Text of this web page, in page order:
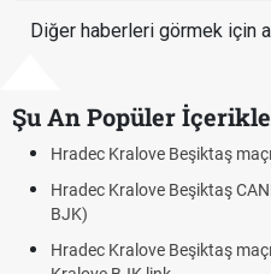
Diğer haberleri görmek için
Şu An Popüler
Beşiktaş maçı şifresiz canlı
Beşiktaş CANLI İZLE ŞİFRESİZ
Beşiktaş maçı şifresiz S Sport